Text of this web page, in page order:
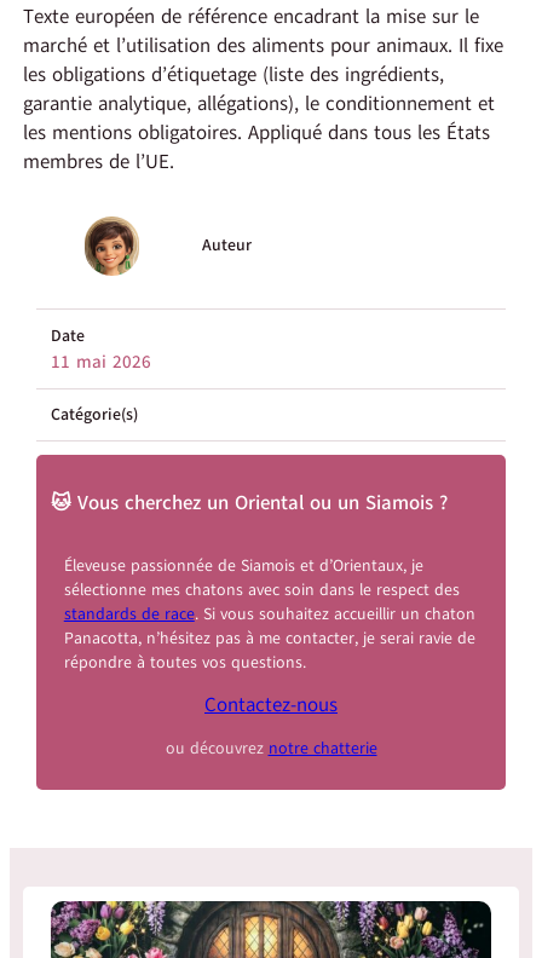
Texte européen de référence encadrant la mise sur le
marché et l’utilisation des aliments pour animaux. Il fixe
les obligations d’étiquetage (liste des ingrédients,
garantie analytique, allégations), le conditionnement et
les mentions obligatoires. Appliqué dans tous les États
membres de l’UE.
Auteur
Date
11 mai 2026
Catégorie(s)
🐱 Vous cherchez un Oriental ou un Siamois ?
Éleveuse passionnée de Siamois et d’Orientaux, je
sélectionne mes chatons avec soin dans le respect des
standards de race. Si vous souhaitez accueillir un chaton
Panacotta, n’hésitez pas à me contacter, je serai ravie de
répondre à toutes vos questions.
Contactez-nous
ou découvrez notre chatterie